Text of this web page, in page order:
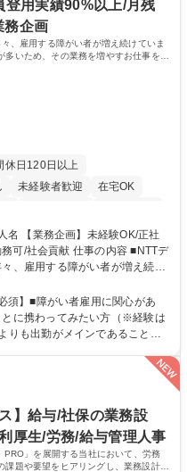
幅広い経験を活かし、長期的な
挑戦を全力で応援します。 学
学校 高校 語学力： 資格：日商
定3級
登用実績90%以上/月残
務企画
、雇用する障がい者が増え続けていま
いため、その業務を増やすお仕事を担
休日120日以上
未経験者歓迎
在宅OK
事の内容 ■NTTデ
、雇用する障がい者が増え続け
者の増加数が多いため、その業
およ
請書の作成代行等) ■新規事業・
方にどんな仕事があると良いか
ミュニケーションを通じた適性
域を超えた案件の開拓 ■NTTデ
社会貢献
】■障がい者雇用に関心があ
に携わってみたい方（※経験は
りも出勤がメインであることに
を実感できます。 【正社員登
、最短で1.5年～2年で正社員へ
登用率は90％です。 将来的に
を期待しています。 正社員登用
い。 学歴・資格 学
語学力： 資格：
】給与/社保の業務設
厚生/労務/給与管理人事
」を展開する当社において、労務
題や要望をヒアリングし、業務設計や